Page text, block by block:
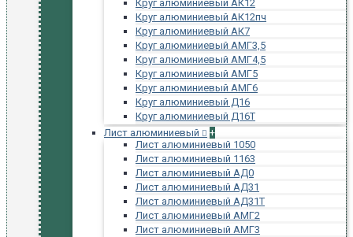
Круг алюминиевый АК12
Круг алюминиевый АК12пч
Круг алюминиевый АК7
Круг алюминиевый АМГ3,5
Круг алюминиевый АМГ4,5
Круг алюминиевый АМГ5
Круг алюминиевый АМГ6
Круг алюминиевый Д16
Круг алюминиевый Д16Т
Лист алюминиевый
+
Лист алюминиевый 1050
Лист алюминиевый 1163
Лист алюминиевый АД0
Лист алюминиевый АД31
Лист алюминиевый АД31Т
Лист алюминиевый АМГ2
Лист алюминиевый АМГ3